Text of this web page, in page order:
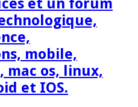
et un forum
mobile,
os, linux,
et IOS.